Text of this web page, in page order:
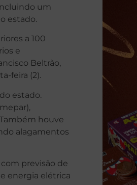
um
estado.
a 100
e
Beltrão,
feira (2).
estado.
houve
alagamentos
previsão de
energia elétrica